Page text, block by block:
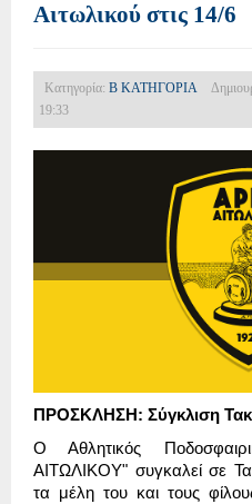
Αιτωλικού στις 14/6
Κατηγορία: Β ΚΑΤΗΓΟΡΙΑ
19:33
ΠΡΟΣΚΛΗΣΗ: Σύγκλιση
Ο Αθλητικός
ΑΙΤΩΛΙΚΟΥ" συγκαλεί σε
τα μέλη του και τους